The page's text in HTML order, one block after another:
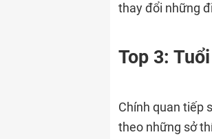
thay đổi những
Top 3:
Chính quan tiếp
theo những sở